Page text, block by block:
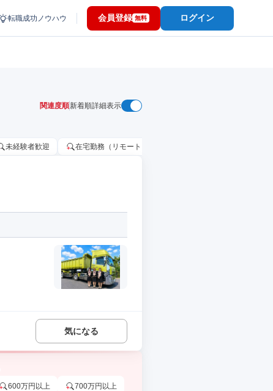
転職成功ノウハウ 会員登録 無料 ログイン
関連度順新着順詳細表示
未経験者歓迎 在宅勤務（リモートワーク）OK
気になる
600万円以上 700万円以上